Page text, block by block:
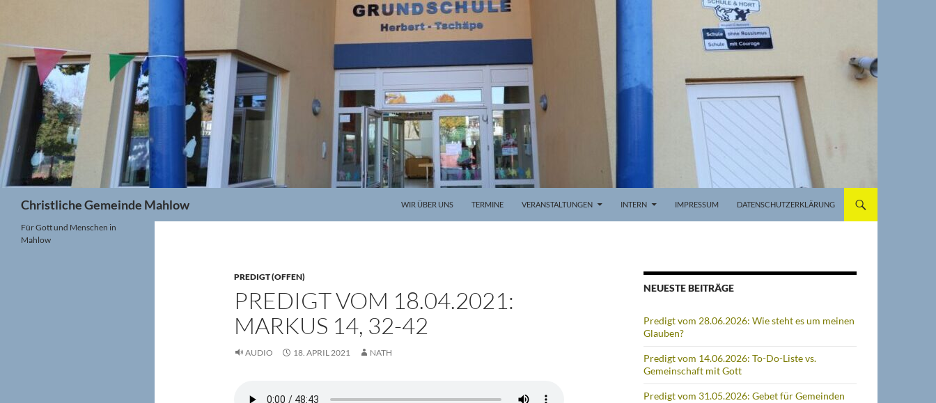
springen
Christliche Gemeinde Mahlow WIR ÜBER UNS TERMINE VERANSTALTUNGEN INTERN IMPRESSUM DATENSCHUTZERKLÄRUNG
PREDIGT (OFFEN)
PREDIGT VOM 18.04.2021:
MARKUS 14, 32-42
AUDIO 18. APRIL 2021 NATH
NEUESTE BEITRÄGE
Predigt vom 28.06.2026: Wie steht es um meinen
Glauben?
Predigt vom 14.06.2026: To-Do-Liste vs.
Gemeinschaft mit Gott
Predigt vom 31.05.2026: Gebet für Gemeinden
Für Gott und Menschen in
Mahlow